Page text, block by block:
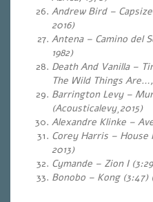
Andrew Bird –
2016)
Antena – Camino del
1982)
Death And Vanilla –
The Wild Things
Barrington Levy –
(Acousticalevy¸2015)
Alexandre Klinke –
Corey Harris – House
2013)
Cymande – Zion I
Bonobo – Kong (3:47)